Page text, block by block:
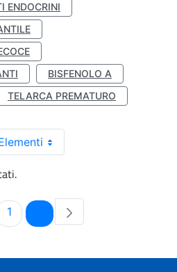
ENDOCRINI
BISFENOLO A
TELARCA PREMATURO
Pagina
1 Pagina